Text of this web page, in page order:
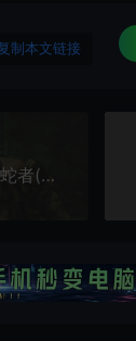
制本文链接
合金装备3食蛇者(METAL GEAR SOLID 3)大师合集版|英文|攻略|视频|评测|免费下载